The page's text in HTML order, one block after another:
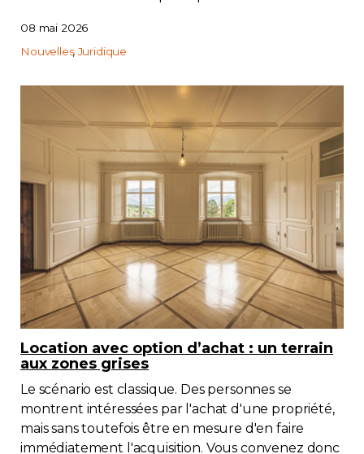
08 mai 2026
Nouvelles Juridique
Location avec option d’achat : un terrain
aux zones grises
Le scénario est classique. Des personnes se
montrent intéressées par l'achat d'une propriété,
mais sans toutefois être en mesure d'en faire
immédiatement l'acquisition. Vous convenez donc